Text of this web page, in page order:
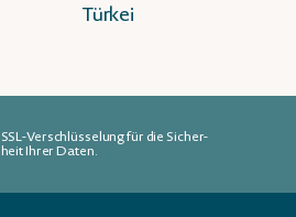
Türkei
SSL-Verschlüsselung für die Sicher­
heit Ihrer Daten.